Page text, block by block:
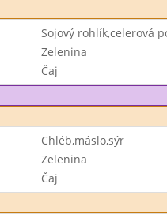
Sojový rohlík,celerová
Zelenina
Čaj
Chléb,máslo,sýr
Zelenina
Čaj